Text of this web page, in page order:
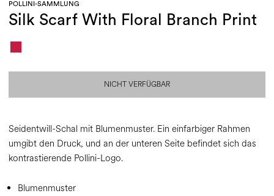
POLLINI-SAMMLUNG
Silk Scarf With Floral Branch Print
NICHT VERFÜGBAR
Seidentwill-Schal mit Blumenmuster. Ein einfarbiger Rahmen
umgibt den Druck, und an der unteren Seite befindet sich das
kontrastierende Pollini-Logo.
Blumenmuster